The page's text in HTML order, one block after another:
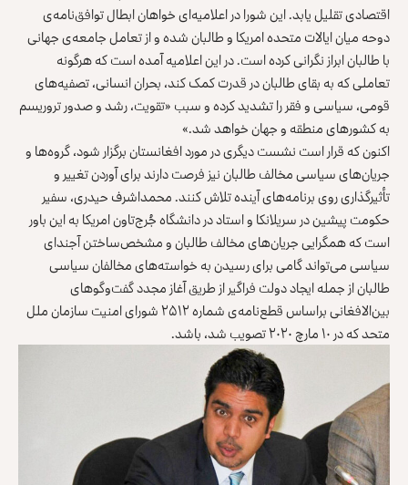
اقتصادی تقلیل یابد. این شورا در اعلامیه‌ای خواهان ابطال توافق‌نامه‌ی
دوحه میان ایالات متحده امریکا و طالبان شده و از تعامل جامعه‌ی جهانی
با طالبان ابراز نگرانی کرده است. در این اعلامیه آمده است که هرگونه
تعاملی که به بقای طالبان در قدرت کمک کند، بحران انسانی، تصفیه‌های
قومی، سیاسی و فقر را تشدید کرده و سبب «تقویت، رشد و صدور تروریسم
به کشورهای منطقه و جهان خواهد شد.»
اکنون که قرار است نشست دیگری در مورد افغانستان برگزار شود، گروه‌ها و
جریان‌های سیاسی مخالف طالبان نیز فرصت دارند برای آوردن تغییر و
تأثیرگذاری روی برنامه‌های آینده تلاش کنند. محمداشرف حیدری، سفیر
حکومت پیشین در سریلانکا و استاد در دانشگاه جُرج‌تاون امریکا به این باور
است که همگرایی جریان‌های مخالف طالبان و مشخص‌ساختن آجندای
سیاسی می‌تواند گامی برای رسیدن به خواسته‌های مخالفان سیاسی
طالبان از جمله ایجاد دولت فراگیر از طریق آغاز مجدد گفت‌وگوهای
بین‌الافغانی
براساس قطع‌نامه‌ی شماره ۲۵۱۲ شورای امنیت سازمان ملل
متحدکه در ۱۰ مارچ ۲۰۲۰ تصویب شد، باشد.